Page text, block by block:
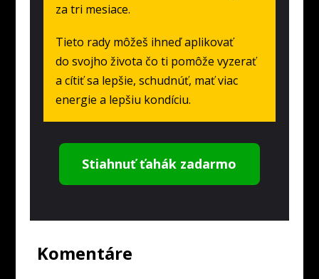
za tri mesiace.
Tieto rady môžeš ihneď aplikovať
do svojho života čo ti pomôže vyzerať
a cítiť sa lepšie, schudnúť, mať viac
energie a lepšiu kondíciu.
Stiahnuť ťahák zadarmo
Komentáre